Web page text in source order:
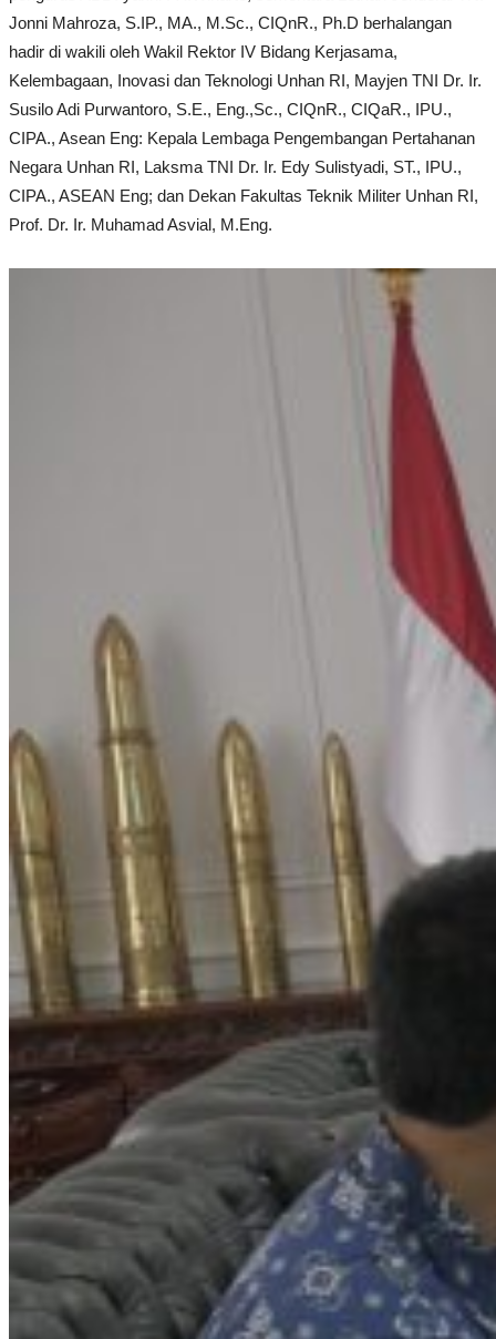
Jonni Mahroza, S.IP., MA., M.Sc., CIQnR., Ph.D berhalangan
hadir di wakili oleh Wakil Rektor IV Bidang Kerjasama,
Kelembagaan, Inovasi dan Teknologi Unhan RI, Mayjen TNI Dr. Ir.
Susilo Adi Purwantoro, S.E., Eng.,Sc., CIQnR., CIQaR., IPU.,
CIPA., Asean Eng: Kepala Lembaga Pengembangan Pertahanan
Negara Unhan RI, Laksma TNI Dr. Ir. Edy Sulistyadi, ST., IPU.,
CIPA., ASEAN Eng; dan Dekan Fakultas Teknik Militer Unhan RI,
Prof. Dr. Ir. Muhamad Asvial, M.Eng.